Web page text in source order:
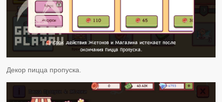
Декор пицца пропуска.